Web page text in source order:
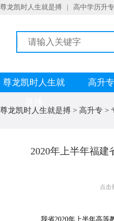
尊龙凯时人生就是搏 高中学历升
尊龙凯时人生就
高升专
尊龙凯时人生就是搏 > 高升专 >
2020年上半年福
点击
我省2020年上半年高等教